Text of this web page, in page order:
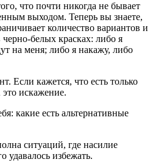
что почти никогда не бывает
выходом. Теперь вы знаете,
количество вариантов и
белых красках: либо я
на меня; либо я накажу, либо
Если кажется, что есть только
искажение.
какие есть альтернативные
ситуаций, где насилие
удавалось избежать.